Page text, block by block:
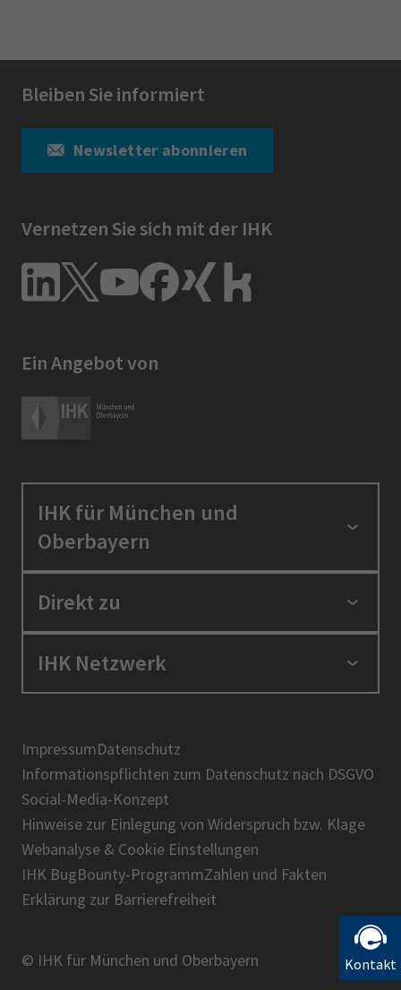
Kontakt
Bleiben Sie informiert
Newsletter abonnieren
Vernetzen Sie sich mit der IHK
Ein Angebot von
IHK für München und
Oberbayern
Standortpolitik
Berufszugang
Über uns
Direkt zu
Positionen
Presse
IHK-Magazin
IHK Netzwerk
BIHK
DIHK
AHK
IHK-Standortportal Bayern
ImpressumDatenschutz
Informationspflichten zum Datenschutz nach DSGVO
Social-Media-Konzept
Hinweise zur Einlegung von Widerspruch bzw. Klage
Webanalyse & Cookie Einstellungen
IHK BugBounty-ProgrammZahlen und Fakten
Erklärung zur Barrierefreiheit
© IHK für München und Oberbayern